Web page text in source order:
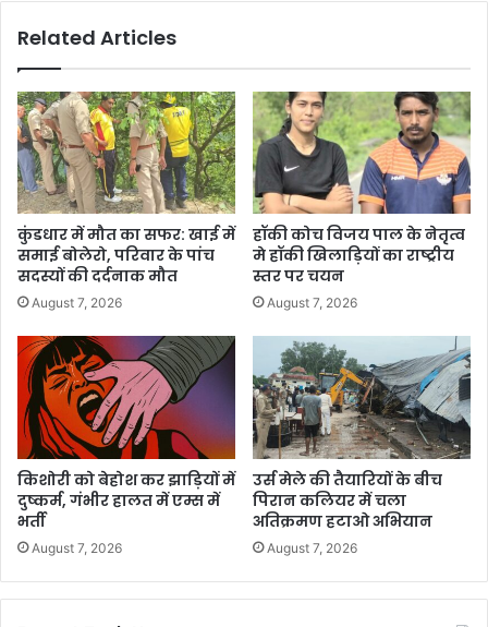
Related Articles
कुंडधार में मौत का सफर: खाई में
समाई बोलेरो, परिवार के पांच
सदस्यों की दर्दनाक मौत
August 7, 2026
हॉकी कोच विजय पाल के नेतृत्व
मे हॉकी खिलाड़ियों का राष्ट्रीय
स्तर पर चयन
August 7, 2026
किशोरी को बेहोश कर झाड़ियों में
दुष्कर्म, गंभीर हालत में एम्स में
भर्ती
August 7, 2026
उर्स मेले की तैयारियों के बीच
पिरान कलियर में चला
अतिक्रमण हटाओ अभियान
August 7, 2026